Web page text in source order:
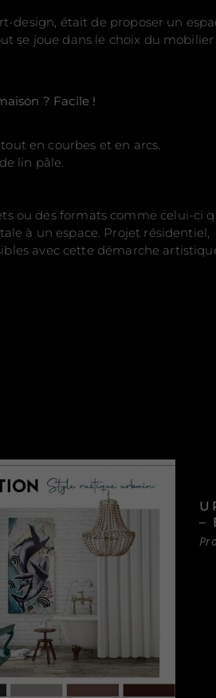
design, était de proposer un
se joue dans le choix du mobilier
? Facile !
en courbes et en arcs.
lin pâle.
ou des formats comme celui-ci
à un espace. Projet résidentiel,
avec cette démarche
–